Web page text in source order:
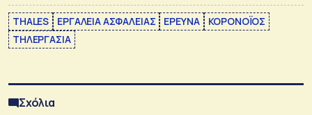
THALES ΕΡΓΑΛΕΙΑ ΑΣΦΑΛΕΙΑΣ ΕΡΕΥΝΑ
ΚΟΡΟΝΟΪΟΣ
ΤΗΛΕΡΓΑΣΙΑ
Σχόλια